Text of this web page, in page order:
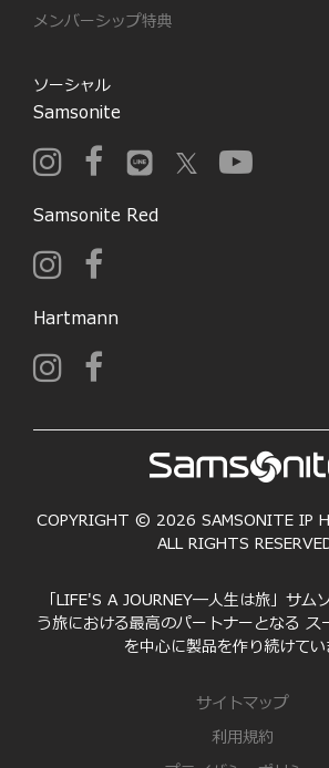
メンバーシップ特典
ソーシャル
Samsonite
Samsonite Red
Hartmann
COPYRIGHT © 2026 SAMSONITE IP
ALL RIGHTS
「LIFE'S A JOURNEY―人生は旅」サム
う旅における最高のパートナーとなる ス
を中心に製品を作り続けてい
サイトマップ
利用規約